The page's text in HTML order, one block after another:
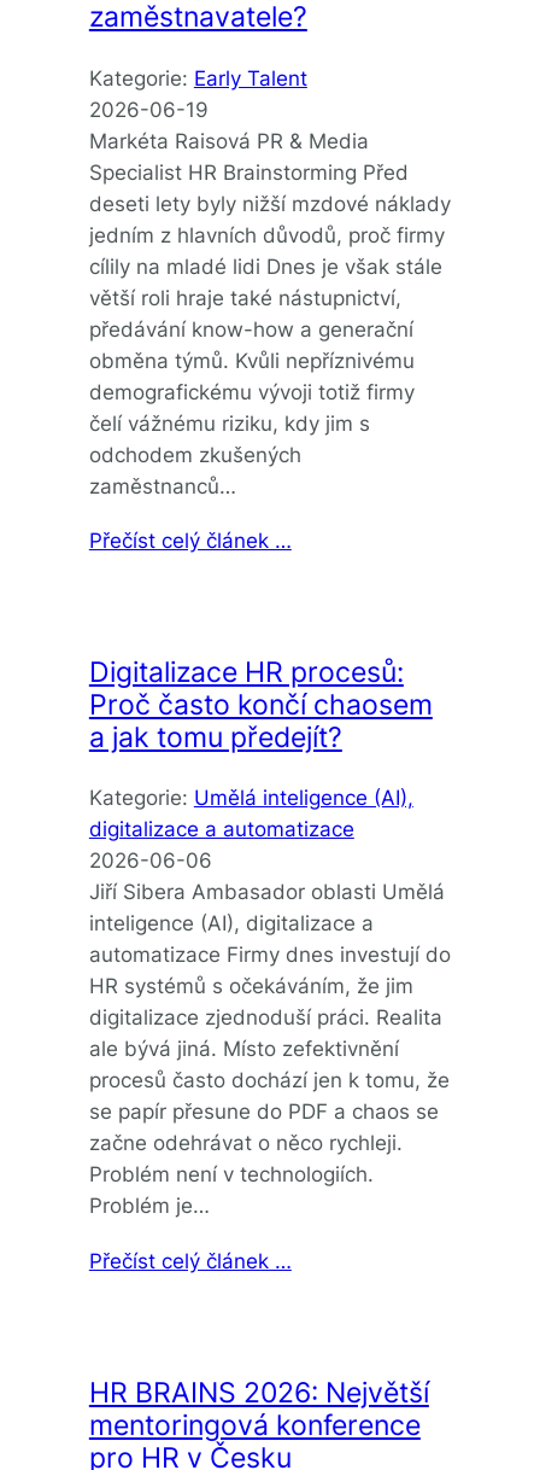
zaměstnavatele?
Kategorie: Early Talent
2026-06-19
Markéta Raisová PR & Media
Specialist HR Brainstorming Před
deseti lety byly nižší mzdové náklady
jedním z hlavních důvodů, proč firmy
cílily na mladé lidi Dnes je však stále
větší roli hraje také nástupnictví,
předávání know-how a generační
obměna týmů. Kvůli nepříznivému
demografickému vývoji totiž firmy
čelí vážnému riziku, kdy jim s
odchodem zkušených
zaměstnanců…
Přečíst celý článek …
Digitalizace HR procesů:
Proč často končí chaosem
a jak tomu předejít?
Kategorie: Umělá inteligence (AI),
digitalizace a automatizace
2026-06-06
Jiří Sibera Ambasador oblasti Umělá
inteligence (AI), digitalizace a
automatizace Firmy dnes investují do
HR systémů s očekáváním, že jim
digitalizace zjednoduší práci. Realita
ale bývá jiná. Místo zefektivnění
procesů často dochází jen k tomu, že
se papír přesune do PDF a chaos se
začne odehrávat o něco rychleji.
Problém není v technologiích.
Problém je…
Přečíst celý článek …
HR BRAINS 2026: Největší
mentoringová konference
pro HR v Česku